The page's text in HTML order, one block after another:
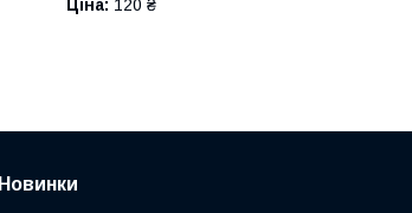
Ціна: 120 ₴
Новинки